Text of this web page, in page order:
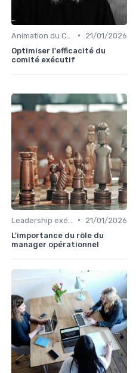
•
21/01/2026
Optimiser l'efficacité du
comité exécutif
•
21/01/2026
L'importance du rôle du
manager opérationnel